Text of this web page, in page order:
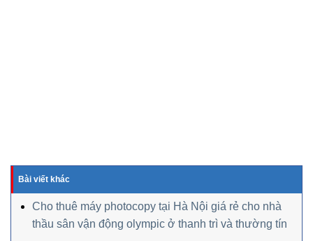
Bài viết khác
Cho thuê máy photocopy tại Hà Nội giá rẻ cho nhà
thầu sân vận động olympic ở thanh trì và thường tín